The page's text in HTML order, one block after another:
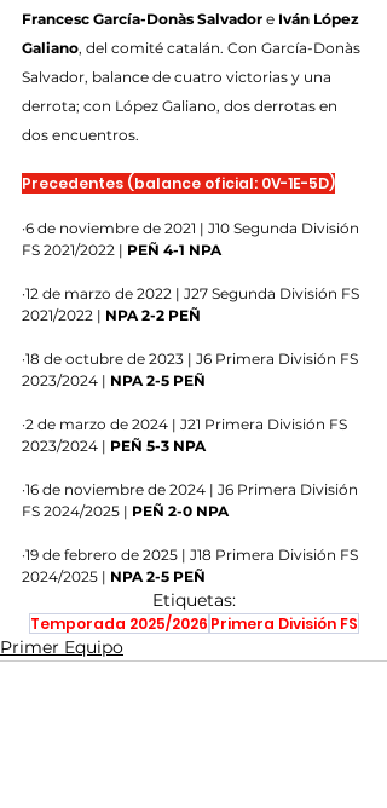
Francesc García-Donàs Salvador e Iván López
Galiano, del comité catalán. Con García-Donàs
Salvador, balance de cuatro victorias y una
derrota; con López Galiano, dos derrotas en
dos encuentros.
Precedentes (balance oficial: 0V-1E-5D)
·6 de noviembre de 2021 | J10 Segunda División
FS 2021/2022 | PEÑ 4-1 NPA
·12 de marzo de 2022 | J27 Segunda División FS
2021/2022 | NPA 2-2 PEÑ
·18 de octubre de 2023 | J6 Primera División FS
2023/2024 | NPA 2-5 PEÑ
·2 de marzo de 2024 | J21 Primera División FS
2023/2024 | PEÑ 5-3 NPA
·16 de noviembre de 2024 | J6 Primera División
FS 2024/2025 | PEÑ 2-0 NPA
·19 de febrero de 2025 | J18 Primera División FS
2024/2025 | NPA 2-5 PEÑ
Etiquetas:
Temporada 2025/2026 Primera División FS
Primer Equipo